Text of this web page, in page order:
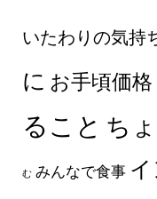
いたわりの気持
に お手頃価格
ること ち
む みんなで食事